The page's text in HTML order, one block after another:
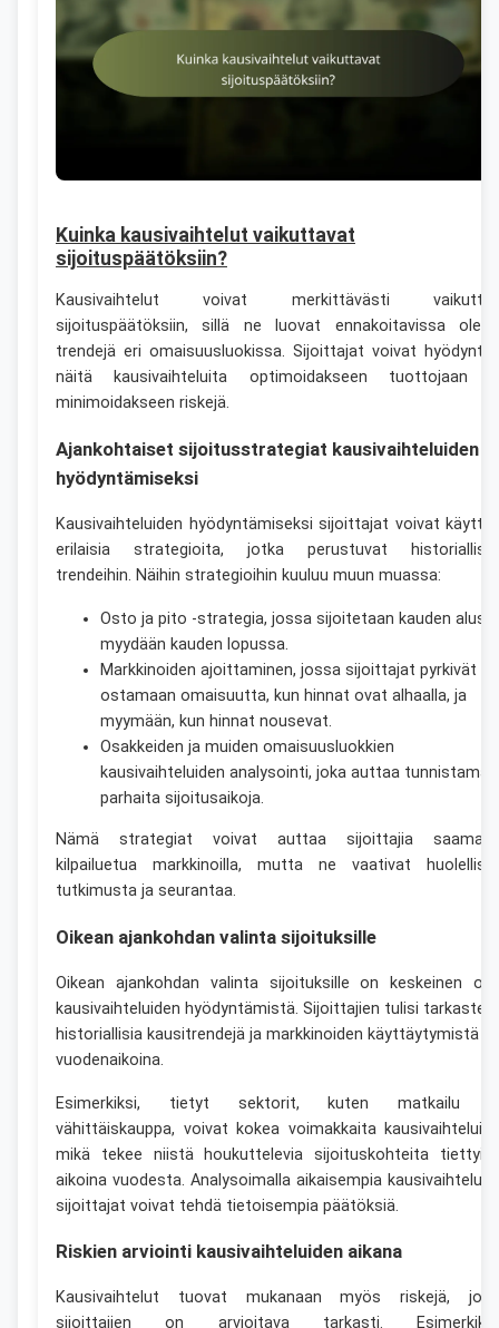
Kuinka kausivaihtelut vaikuttavat
sijoituspäätöksiin?
Kausivaihtelut voivat merkittävästi
sijoituspäätöksiin, sillä ne luovat ennakoitavissa
trendejä eri omaisuusluokissa. Sijoittajat voivat
näitä kausivaihteluita optimoidakseen tuottojaan
minimoidakseen riskejä.
Ajankohtaiset sijoitusstrategiat kausivaihteluiden
hyödyntämiseksi
Kausivaihteluiden hyödyntämiseksi sijoittajat voivat
erilaisia strategioita, jotka perustuvat
trendeihin. Näihin strategioihin kuuluu muun muassa:
Osto ja pito -strategia, jossa sijoitetaan kauden
myydään kauden lopussa.
Markkinoiden ajoittaminen, jossa sijoittajat pyrkivät
ostamaan omaisuutta, kun hinnat ovat alhaalla, ja
myymään, kun hinnat nousevat.
Osakkeiden ja muiden omaisuusluokkien
kausivaihteluiden analysointi, joka auttaa
parhaita sijoitusaikoja.
Nämä strategiat voivat auttaa sijoittajia
kilpailuetua markkinoilla, mutta ne vaativat
tutkimusta ja seurantaa.
Oikean ajankohdan valinta sijoituksille
Oikean ajankohdan valinta sijoituksille on keskeinen
kausivaihteluiden hyödyntämistä. Sijoittajien tulisi
historiallisia kausitrendejä ja markkinoiden käyttäytymistä
vuodenaikoina.
Esimerkiksi, tietyt sektorit, kuten matkailu
vähittäiskauppa, voivat kokea voimakkaita
mikä tekee niistä houkuttelevia sijoituskohteita
aikoina vuodesta. Analysoimalla aikaisempia
sijoittajat voivat tehdä tietoisempia päätöksiä.
Riskien arviointi kausivaihteluiden aikana
Kausivaihtelut tuovat mukanaan myös riskejä,
sijoittajien on arvioitava tarkasti.